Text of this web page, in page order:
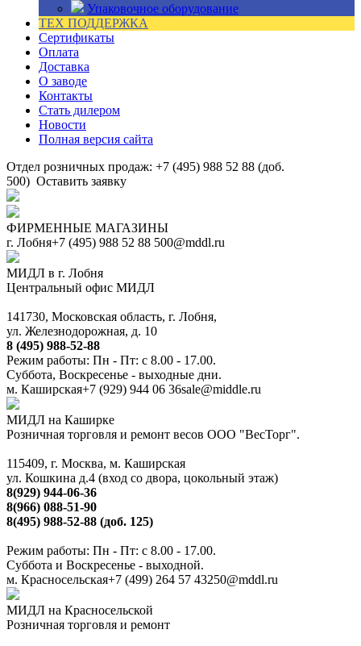
Упаковочное оборудование
ТЕХ ПОДДЕРЖКА
Сертификаты
Оплата
Доставка
О заводе
Контакты
Стать дилером
Новости
Полная версия сайта
Отдел розничных продаж: +7 (495) 988 52 88 (доб.
500) Оставить заявку
ФИРМЕННЫЕ МАГАЗИНЫ
г. Лобня+7 (495) 988 52 88 500@mddl.ru
МИДЛ в г. Лобня
Центральный офис МИДЛ
141730, Московская область, г. Лобня,
ул. Железнодорожная, д. 10
8 (495) 988-52-88
Режим работы: Пн - Пт: с 8.00 - 17.00.
Суббота, Воскресенье - выходные дни.
м. Каширская+7 (929) 944 06 36sale@middle.ru
МИДЛ на Каширке
Розничная торговля и ремонт весов ООО "ВесТорг".
115409, г. Москва, м. Каширская
ул. Кошкина д.4 (вход со двора, цокольный этаж)
8(929) 944-06-36
8(966) 088-51-90
8(495) 988-52-88 (доб. 125)
Режим работы: Пн - Пт: с 8.00 - 17.00.
Суббота и Воскресенье - выходной.
м. Красносельская+7 (499) 264 57 43250@mddl.ru
МИДЛ на Красносельской
Розничная торговля и ремонт